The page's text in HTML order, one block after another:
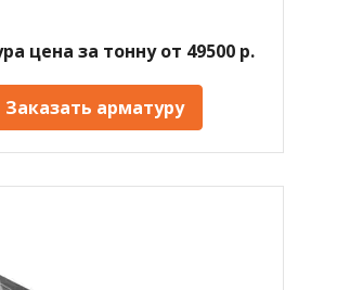
цена за тонну от 49500 р.
Заказать арматуру